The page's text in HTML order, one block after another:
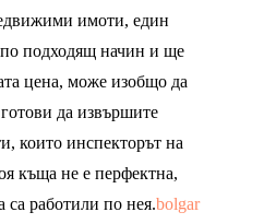
имоти, един
подходящ начин и ще
цена, може изобщо да
да извършите
които инспекторът на
къща не е перфектна,
са работили по нея.bolgar